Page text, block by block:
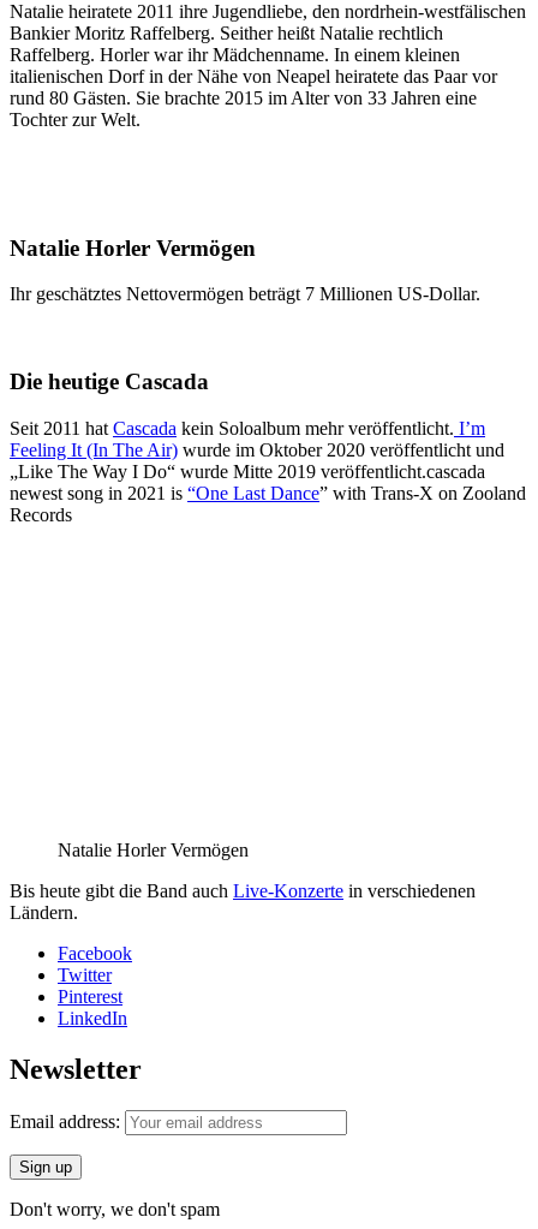
Natalie heiratete 2011 ihre Jugendliebe, den nordrhein-westfälischen
Bankier Moritz Raffelberg. Seither heißt Natalie rechtlich
Raffelberg. Horler war ihr Mädchenname. In einem kleinen
italienischen Dorf in der Nähe von Neapel heiratete das Paar vor
rund 80 Gästen. Sie brachte 2015 im Alter von 33 Jahren eine
Tochter zur Welt.
Natalie Horler Vermögen
Ihr geschätztes Nettovermögen beträgt 7 Millionen US-Dollar.
Die heutige Cascada
Seit 2011 hat Cascada kein Soloalbum mehr veröffentlicht. I’m
Feeling It (In The Air) wurde im Oktober 2020 veröffentlicht und
„Like The Way I Do“ wurde Mitte 2019 veröffentlicht.cascada
newest song in 2021 is “One Last Dance” with Trans-X on Zooland
Records
Natalie Horler Vermögen
Bis heute gibt die Band auch Live-Konzerte in verschiedenen
Ländern.
Facebook
Twitter
Pinterest
LinkedIn
Newsletter
Email address:
Don't worry, we don't spam